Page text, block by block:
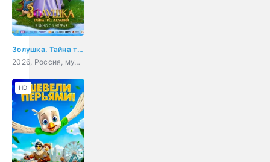
Золушка. Тайна трёх желаний
2026, Россия, мультфильм, фэнтези
HD